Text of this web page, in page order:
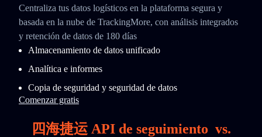
Centraliza tus datos logísticos en la plataforma segura y
basada en la nube de TrackingMore, con análisis integrados
y retención de datos de 180 días
Almacenamiento de datos unificado
Analítica e informes
Copia de seguridad y seguridad de datos
Comenzar gratis
四海捷运 API de seguimiento vs.